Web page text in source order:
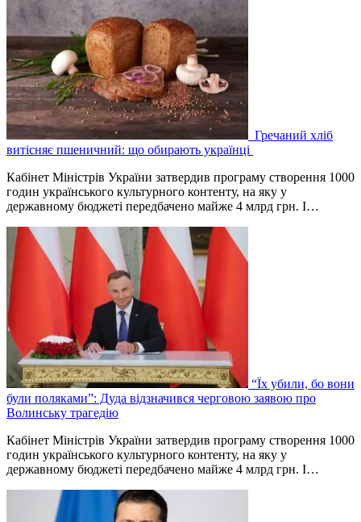
Гречаний хліб
витісняє пшеничний: що обирають українці
Кабінет Міністрів України затвердив програму створення 1000
годин українського культурного контенту, на яку у
державному бюджеті передбачено майже 4 млрд грн. І…
“Їх убили, бо вони
були поляками”: Дуда відзначився черговою заявою про
Волинську трагедію
Кабінет Міністрів України затвердив програму створення 1000
годин українського культурного контенту, на яку у
державному бюджеті передбачено майже 4 млрд грн. І…